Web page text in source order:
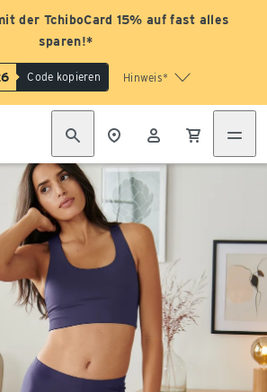
der TchiboCard 15% auf fast alles
sparen!*
Code kopieren Hinweis*